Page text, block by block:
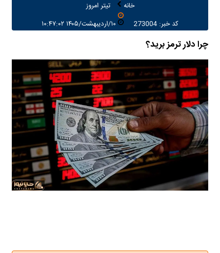
خانه
تیتر امروز
کد خبر: 273004
چرا دلار ترمز برید؟